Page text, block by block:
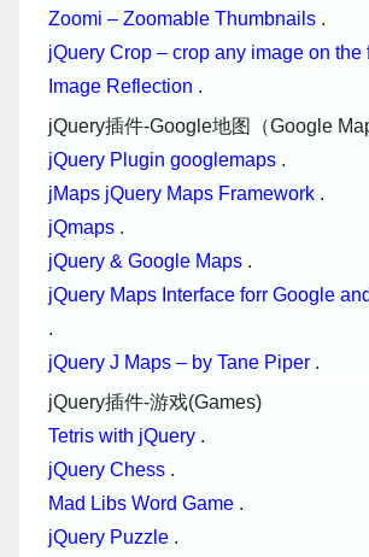
Zoomi – Zoomable Thumbnails .
jQuery Crop – crop any image on the
Image Reflection .
jQuery插件-Google地图（Google Map
jQuery Plugin googlemaps .
jMaps jQuery Maps Framework .
jQmaps .
jQuery & Google Maps .
jQuery Maps Interface forr Google
.
jQuery J Maps – by Tane Piper .
jQuery插件-游戏(Games)
Tetris with jQuery .
jQuery Chess .
Mad Libs Word Game .
jQuery Puzzle .